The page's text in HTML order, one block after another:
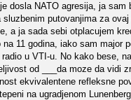
dosla NATO agresija, ja sam
sluzbenim putovanjima za
a ja sada sebi otplacujem
na 11 godina, iako sam major
u VTI-u. No kako bese,
od ___da moze da vidi
ekvivalentene refleksne
na ugradjenom